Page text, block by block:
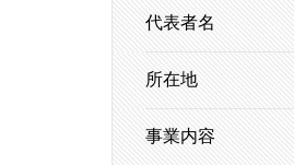
代表者名
所在地
事業内容